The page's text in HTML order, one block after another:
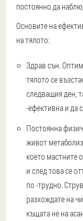
постоянно да
Основите на
на тялото:
Здрав сън.
тялото се
следващия ден,
-ефективна и да
Постоянна
живот
което мастните
и след това се
по -трудно.
разхождате на
къщата не на